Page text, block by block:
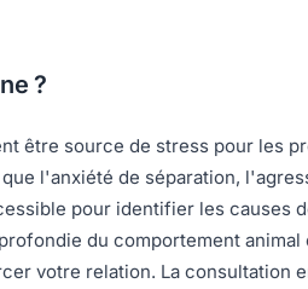
?
être source de stress pour les
l'anxiété de séparation,
pour identifier les causes
du comportement
votre relation. La